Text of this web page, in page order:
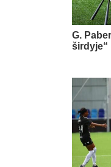
G.
širdyje“